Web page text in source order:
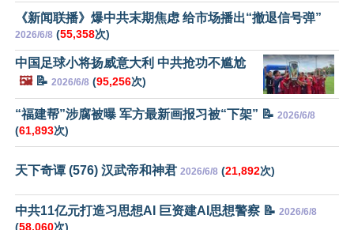
《新闻联播》爆中共末期焦虑 给市场播出“撤退信号弹”
2026/6/8 (55,358次)
中国足球小将扬威意大利 中共抢功不尴尬
🖼️📝 2026/6/8 (95,256次)
“福建帮”涉腐被曝 军方最新画报习被“下架” 📝 2026/6/8
(61,893次)
天下奇谭 (576) 汉武帝和神君 2026/6/8 (21,892次)
中共11亿元打造习思想AI 巨资建AI思想警察 📝 2026/6/8
(58,060次)